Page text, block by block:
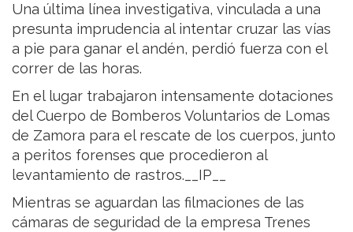
Una última línea investigativa, vinculada a una
presunta imprudencia al intentar cruzar las vías
a pie para ganar el andén, perdió fuerza con el
correr de las horas.
En el lugar trabajaron intensamente dotaciones
del Cuerpo de Bomberos Voluntarios de Lomas
de Zamora para el rescate de los cuerpos, junto
a peritos forenses que procedieron al
levantamiento de rastros.__IP__
Mientras se aguardan las filmaciones de las
cámaras de seguridad de la empresa Trenes